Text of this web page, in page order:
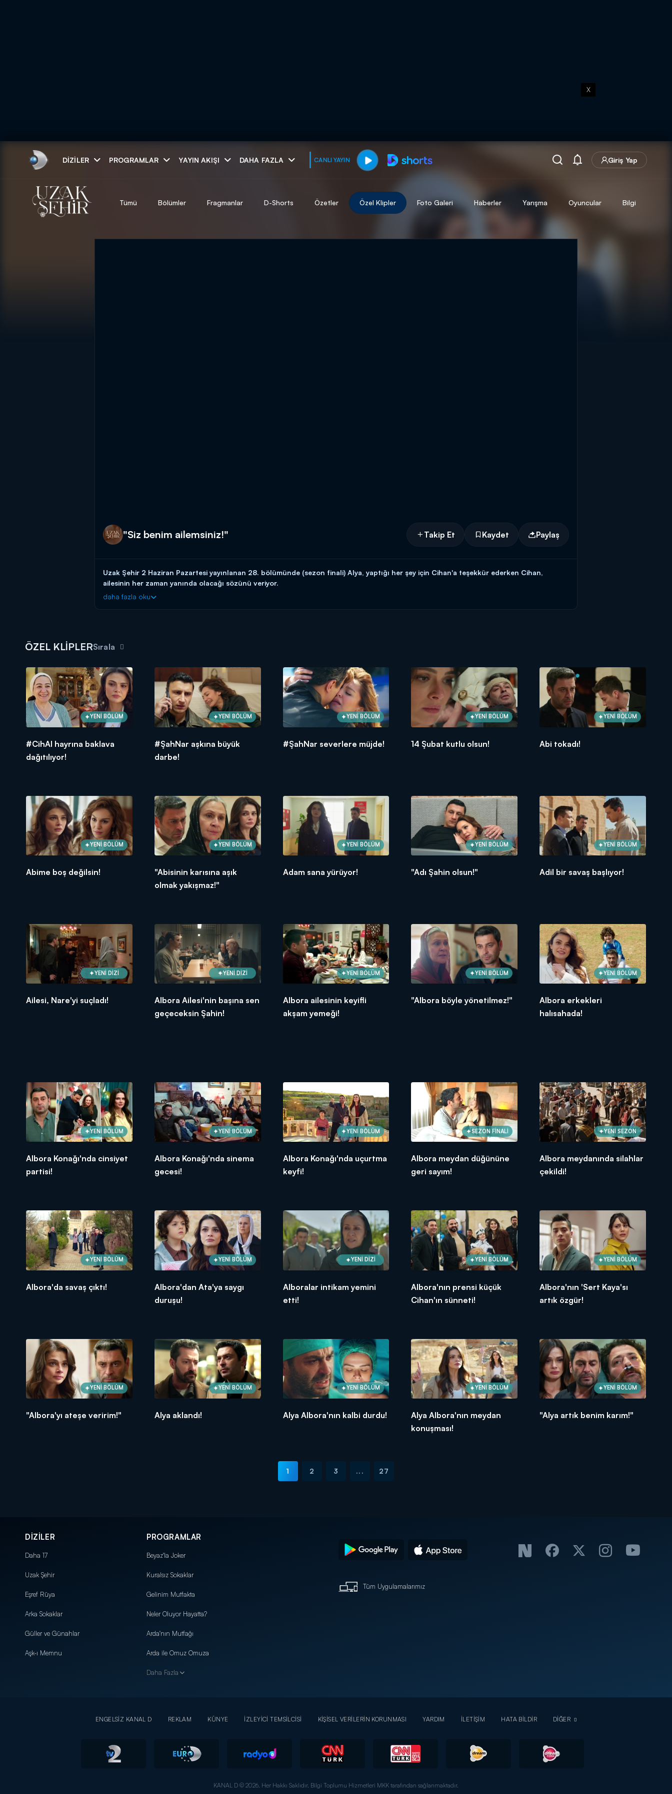
X
DIZILER PROGRAMLAR YAYIN AKIŞI DAHA FAZLA CANLI YAYIN Giriş Yap
muhteşem ikili
Tümü Bölümler Fragmanlar D-Shorts Özetler Özel Klipler Foto Galeri Haberler Yarışma Oyuncular Bilgi
"Siz benim ailemsiniz!" Takip Et Kaydet Paylaş
Uzak Şehir 2 Haziran Pazartesi yayınlanan 28. bölümünde (sezon finali) Alya, yaptığı her şey için Cihan'a teşekkür ederken Cihan,
ailesinin her zaman yanında olacağı sözünü veriyor.
daha fazla oku
ÖZEL KLİPLERSırala
YENİ BÖLÜM
#CihAl hayrına baklava
dağıtılıyor!
YENİ BÖLÜM
#ŞahNar aşkına büyük
darbe!
YENİ BÖLÜM
#ŞahNar severlere müjde!
YENİ BÖLÜM
14 Şubat kutlu olsun!
YENİ BÖLÜM
Abi tokadı!
YENİ BÖLÜM
Abime boş değilsin!
YENİ BÖLÜM
"Abisinin karısına aşık
olmak yakışmaz!"
YENİ BÖLÜM
Adam sana yürüyor!
YENİ BÖLÜM
"Adı Şahin olsun!"
YENİ BÖLÜM
Adil bir savaş başlıyor!
YENİ DİZİ
Ailesi, Nare'yi suçladı!
YENİ DİZİ
Albora Ailesi'nin başına sen
geçeceksin Şahin!
YENİ BÖLÜM
Albora ailesinin keyifli
akşam yemeği!
YENİ BÖLÜM
"Albora böyle yönetilmez!"
YENİ BÖLÜM
Albora erkekleri
halısahada!
YENİ BÖLÜM
Albora Konağı'nda cinsiyet
partisi!
YENİ BÖLÜM
Albora Konağı'nda sinema
gecesi!
YENİ BÖLÜM
Albora Konağı'nda uçurtma
keyfi!
SEZON FİNALİ
Albora meydan düğününe
geri sayım!
YENİ SEZON
Albora meydanında silahlar
çekildi!
YENİ BÖLÜM
Albora'da savaş çıktı!
YENİ BÖLÜM
Albora'dan Ata'ya saygı
duruşu!
YENİ DİZİ
Alboralar intikam yemini
etti!
YENİ BÖLÜM
Albora'nın prensi küçük
Cihan'ın sünneti!
YENİ BÖLÜM
Albora'nın 'Sert Kaya'sı
artık özgür!
YENİ BÖLÜM
"Albora'yı ateşe veririm!"
YENİ BÖLÜM
Alya aklandı!
YENİ BÖLÜM
Alya Albora'nın kalbi durdu!
YENİ BÖLÜM
Alya Albora'nın meydan
konuşması!
YENİ BÖLÜM
"Alya artık benim karım!"
1 2 3 ... 27
DİZİLER
Daha 17
Uzak Şehir
Eşref Rüya
Arka Sokaklar
Güller ve Günahlar
Aşk-ı Memnu
PROGRAMLAR
Beyaz'la Joker
Kuralsız Sokaklar
Gelinim Mutfakta
Neler Oluyor Hayatta?
Arda'nın Mutfağı
Arda ile Omuz Omuza
Daha Fazla
Tüm Uygulamalarımız
ENGELSİZ KANAL D REKLAM KÜNYE İZLEYİCİ TEMSİLCİSİ KİŞİSEL VERİLERİN KORUNMASI YARDIM İLETİŞİM HATA BİLDİR DİĞER
KANAL D © 2026. Her Hakkı Saklıdır. Bilgi Toplumu Hizmetleri MKK tarafından sağlanmaktadır.